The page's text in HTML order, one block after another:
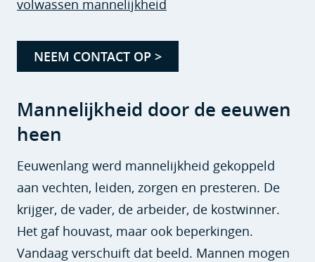
volwassen mannelijkheid
NEEM CONTACT OP >
Mannelijkheid door de eeuwen
heen
Eeuwenlang werd mannelijkheid gekoppeld
aan vechten, leiden, zorgen en presteren. De
krijger, de vader, de arbeider, de kostwinner.
Het gaf houvast, maar ook beperkingen.
Vandaag verschuift dat beeld. Mannen mogen